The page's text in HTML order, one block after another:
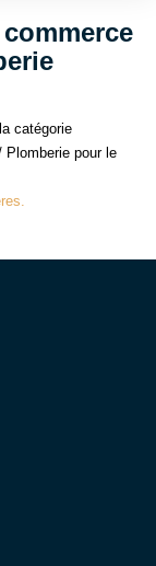
catégorie
Plomberie pour le